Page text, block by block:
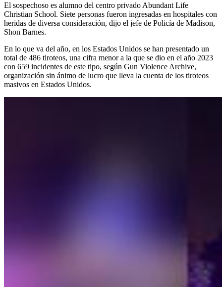
El sospechoso es alumno del centro privado Abundant Life
Christian School. Siete personas fueron ingresadas en hospitales con
heridas de diversa consideración, dijo el jefe de Policía de Madison,
Shon Barnes.
En lo que va del año, en los Estados Unidos se han presentado un
total de 486 tiroteos, una cifra menor a la que se dio en el año 2023
con 659 incidentes de este tipo, según Gun Violence Archive,
organización sin ánimo de lucro que lleva la cuenta de los tiroteos
masivos en Estados Unidos.